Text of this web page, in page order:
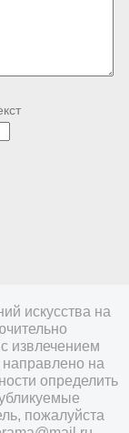
искусства на
извлечением
на
определить
пожалуйста